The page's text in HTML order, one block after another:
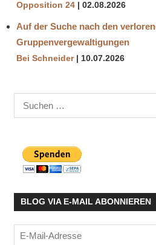
Opposition 24 02.08.2026
Auf der Suche nach den
Gruppenvergewaltigungen
Bei Schneider 10.07.2026
Suchen
nach:
BLOG VIA E-MAIL ABONNIEREN
E-